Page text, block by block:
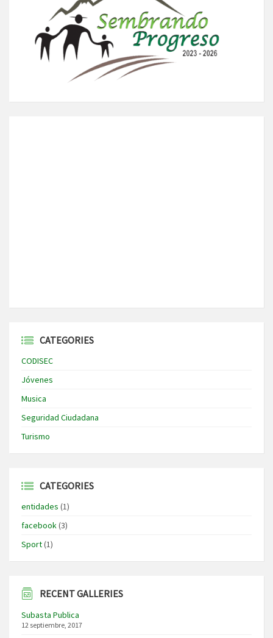
CATEGORIES
CODISEC
Jóvenes
Musica
Seguridad Ciudadana
Turismo
CATEGORIES
entidades (1)
facebook(3)
Sport(1)
RECENT GALLERIES
Subasta Publica
12 septiembre, 2017